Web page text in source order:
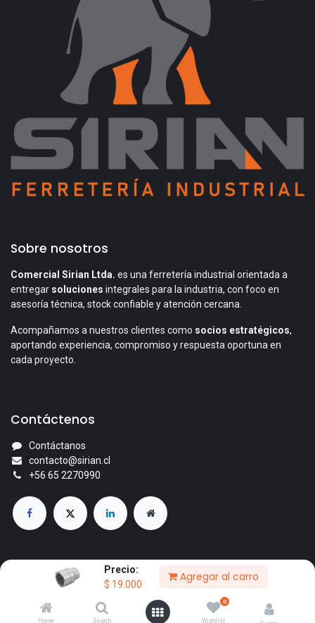
Precio:
$ 19.000
Agregar al carro
Home Search
0
Wishlist
Sobre nosotros
Comercial Sirian Ltda. es una ferretería industrial orientada a
entregar soluciones integrales para la industria, con foco en
asesoría técnica, stock confiable y atención cercana.
Acompañamos a nuestros clientes como socios estratégicos,
aportando experiencia, compromiso y respuesta oportuna en
cada proyecto.
Contáctenos
Contáctanos
contacto@sirian.cl
+56 65 2270990
© 2026 Comercial Sirian Ltda. Todos los derechos reservados.
Comercio electrónico de
código abierto